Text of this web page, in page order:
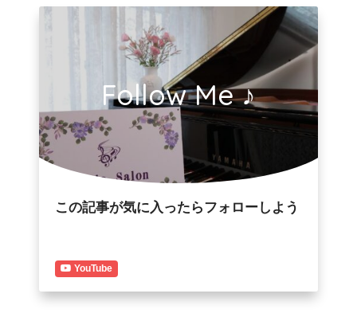
Follow Me ♪
この記事が気に入ったらフォローしよう
YouTube